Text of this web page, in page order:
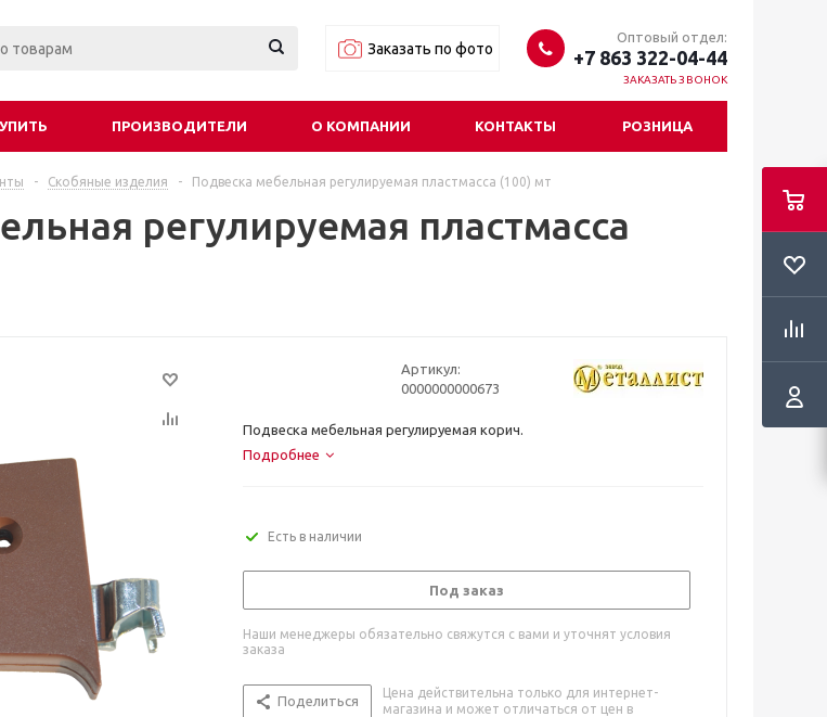
Заказать по фото
Оптовый отдел:
+7 863 322-04-44
ЗАКАЗАТЬ ЗВОНОК
ПРОИЗВОДИТЕЛИ О КОМПАНИИ КОНТАКТЫ РОЗНИЦА
- Скобяные изделия - Подвеска мебельная регулируемая пластмасса (100) мт
регулируемая пластмасса
Артикул:
0000000000673
Подвеска мебельная регулируемая корич.
Подробнее
Есть в наличии
Под заказ
Наши менеджеры обязательно свяжутся с вами и уточнят условия
заказа
Поделиться
Цена действительна только для интернет-
магазина и может отличаться от цен в